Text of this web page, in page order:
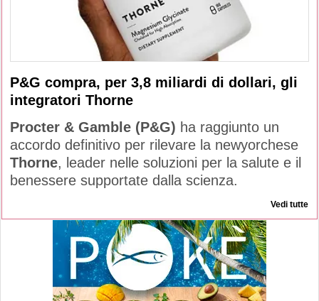
P&G compra, per 3,8 miliardi di dollari, gli
integratori Thorne
Procter & Gamble (P&G) ha raggiunto un
accordo definitivo per rilevare la newyorchese
Thorne, leader nelle soluzioni per la salute e il
benessere supportate dalla scienza.
Vedi tutte